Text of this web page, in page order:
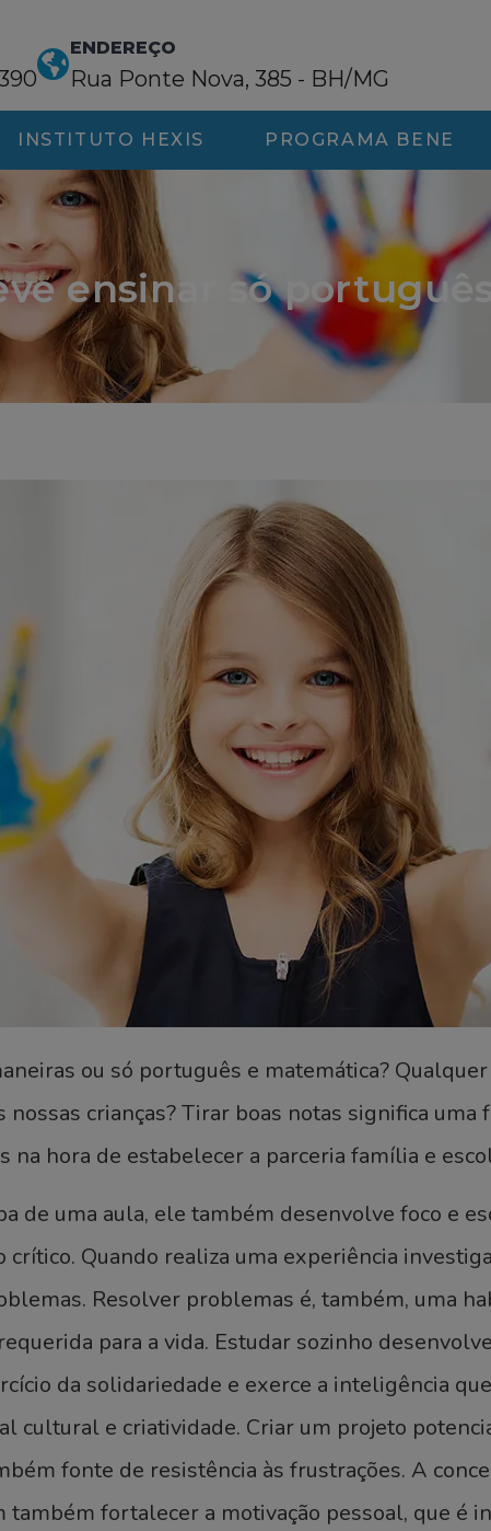
ENDEREÇO
Rua Ponte Nova, 385 - BH/MG
INSTITUTO HEXIS PROGRAMA BENE
ensinar só
ou só português e matemática?
crianças? Tirar boas notas significa uma
na hora de estabelecer a parceria família e
de uma aula, ele também desenvolve foco e
Quando realiza uma experiência
Resolver problemas é, também, uma
para a vida. Estudar sozinho
da solidariedade e exerce a inteligência
cultural e criatividade. Criar um projeto
fonte de resistência às frustrações. A
também fortalecer a motivação pessoal, que é